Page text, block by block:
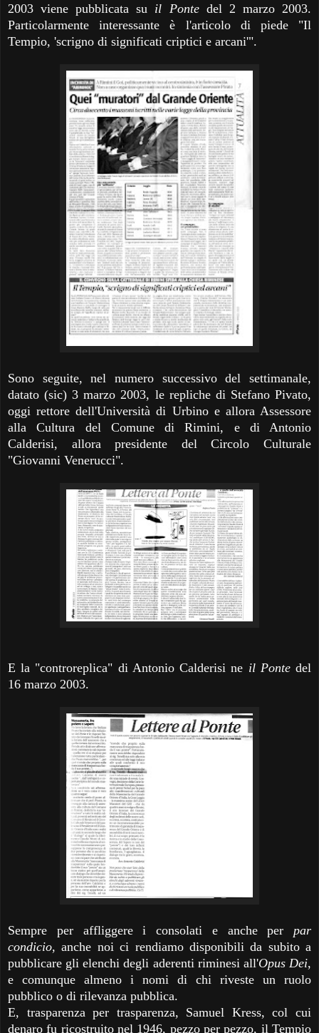
2003 viene pubblicata su il Pontedel 2 marzo 2003.
Particolarmente interessante è l'articolo di piede "Il
Tempio, 'scrigno di significati criptici e arcani'".
Sono seguite, nel numero successivo del settimanale,
datato (sic) 3 marzo 2003, le repliche di Stefano Pivato,
oggi rettore dell'Università di Urbino e allora Assessore
alla Cultura del Comune di Rimini, e di Antonio
Calderisi, allora presidente del Circolo Culturale
"Giovanni Venerucci".
E la "controreplica" di Antonio Calderisi ne il Pontedel
16 marzo 2003.
Sempre per affliggere i consolati e anche per par
condicio, anche noi ci rendiamo disponibili da subito a
pubblicare gli elenchi degli aderenti riminesi all'Opus Dei,
e comunque almeno i nomi di chi riveste un ruolo
pubblico o di rilevanza pubblica.
E, trasparenza per trasparenza, Samuel Kress, col cui
denaro fu ricostruito nel 1946, pezzo per pezzo, il Tempio